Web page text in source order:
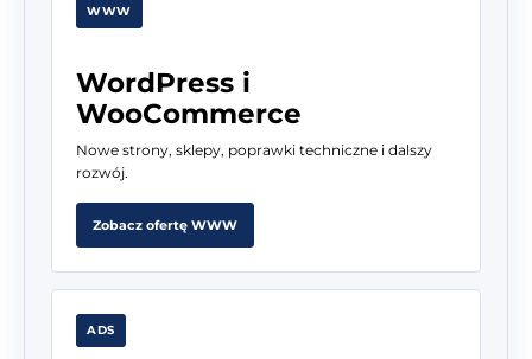
WWW
WordPress i
WooCommerce
Nowe strony, sklepy, poprawki techniczne i dalszy
rozwój.
Zobacz ofertę WWW
ADS